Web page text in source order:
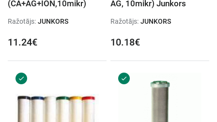
(CA+AG+ION,10mikr)
Ražotājs: JUNKORS
11.24€
AG, 10mikr) Junkors
Ražotājs: JUNKORS
10.18€